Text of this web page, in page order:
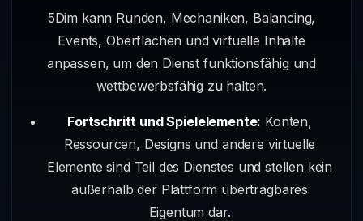
5Dim kann Runden, Mechaniken, Balancing,
Events, Oberflächen und virtuelle Inhalte
anpassen, um den Dienst funktionsfähig und
wettbewerbsfähig zu halten.
Fortschritt und Spielelemente: Konten,
Ressourcen, Designs und andere virtuelle
Elemente sind Teil des Dienstes und stellen kein
außerhalb der Plattform übertragbares
Eigentum dar.